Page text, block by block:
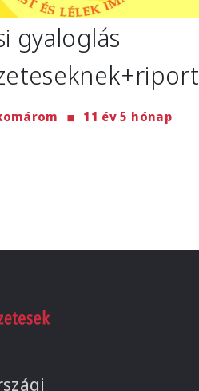
gyaloglás
11 év 5 hónap